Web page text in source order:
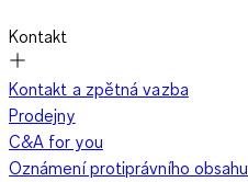
Kontakt
Kontakt a zpětná vazba
Prodejny
C&A for you
Oznámení protiprávního obsahu